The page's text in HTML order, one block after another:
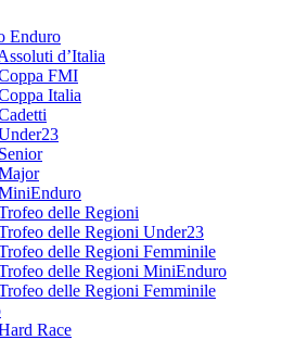
Enduro
d’Italia
FMI
Italia
delle Regioni
delle Regioni Under23
delle Regioni Femminile
delle Regioni MiniEnduro
delle Regioni Femminile
Race